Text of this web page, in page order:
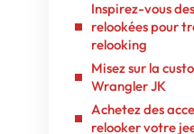
Inspirez-vous
relookées pour
relooking
Misez sur la
Wrangler JK
Achetez des
relooker votre